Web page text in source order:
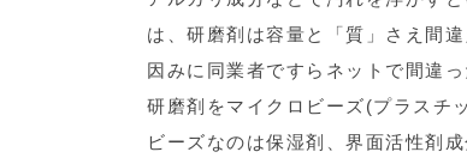
は、研磨剤は容量と「質」さえ間
因みに同業者ですらネットで間違
研磨剤をマイクロビーズ(プラスチ
ビーズなのは保湿剤、界面活性剤